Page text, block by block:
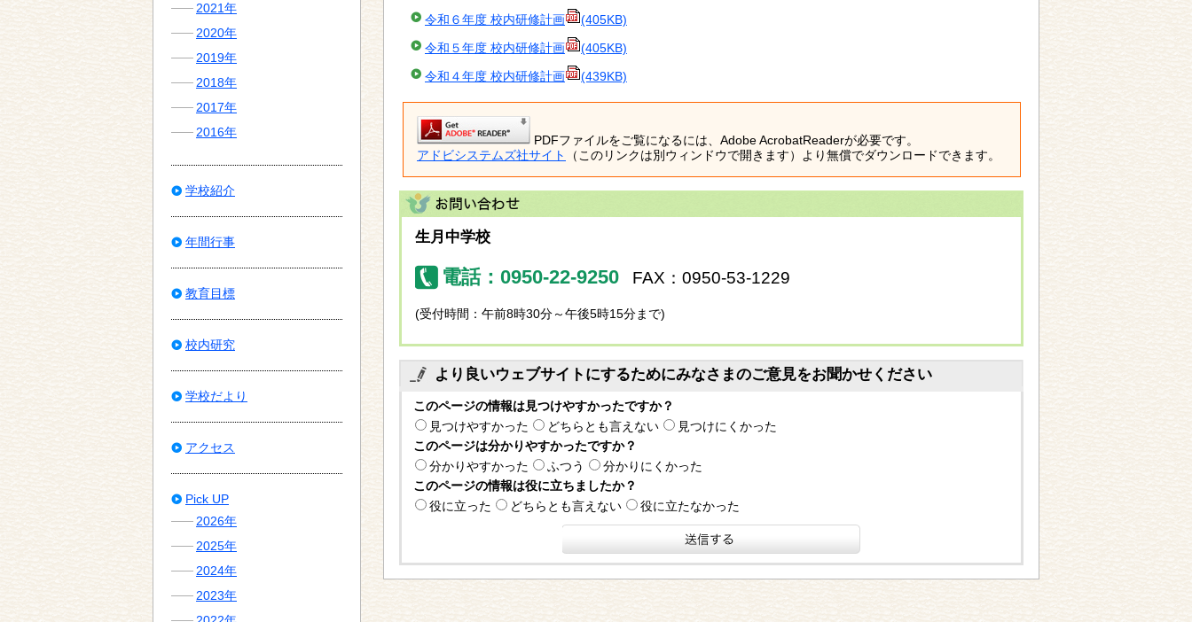
令和６年度 校内研修計画
(405KB)
令和５年度 校内研修計画
(405KB)
令和４年度 校内研修計画
(439KB)
PDFファイルをご覧になるには、Adobe AcrobatReaderが必要です。
アドビシステムズ社サイト
（このリンクは別ウィンドウで開きます）より無償でダウンロードできます。
生月中学校
電話：0950-22-9250 FAX：0950-53-1229
(受付時間：午前8時30分～午後5時15分まで)
より良いウェブサイトにするためにみなさまのご意見をお聞かせください
このページの情報は見つけやすかったですか？
見つけやすかった
どちらとも言えない
見つけにくかった
このページは分かりやすかったですか？
分かりやすかった
ふつう
分かりにくかった
このページの情報は役に立ちましたか？
役に立った
どちらとも言えない 役に立たなかった
2021年
2020年
2019年
2018年
2017年
2016年
学校紹介
年間行事
教育目標
校内研究
学校だより
アクセス
Pick UP
2026年
2025年
2024年
2023年